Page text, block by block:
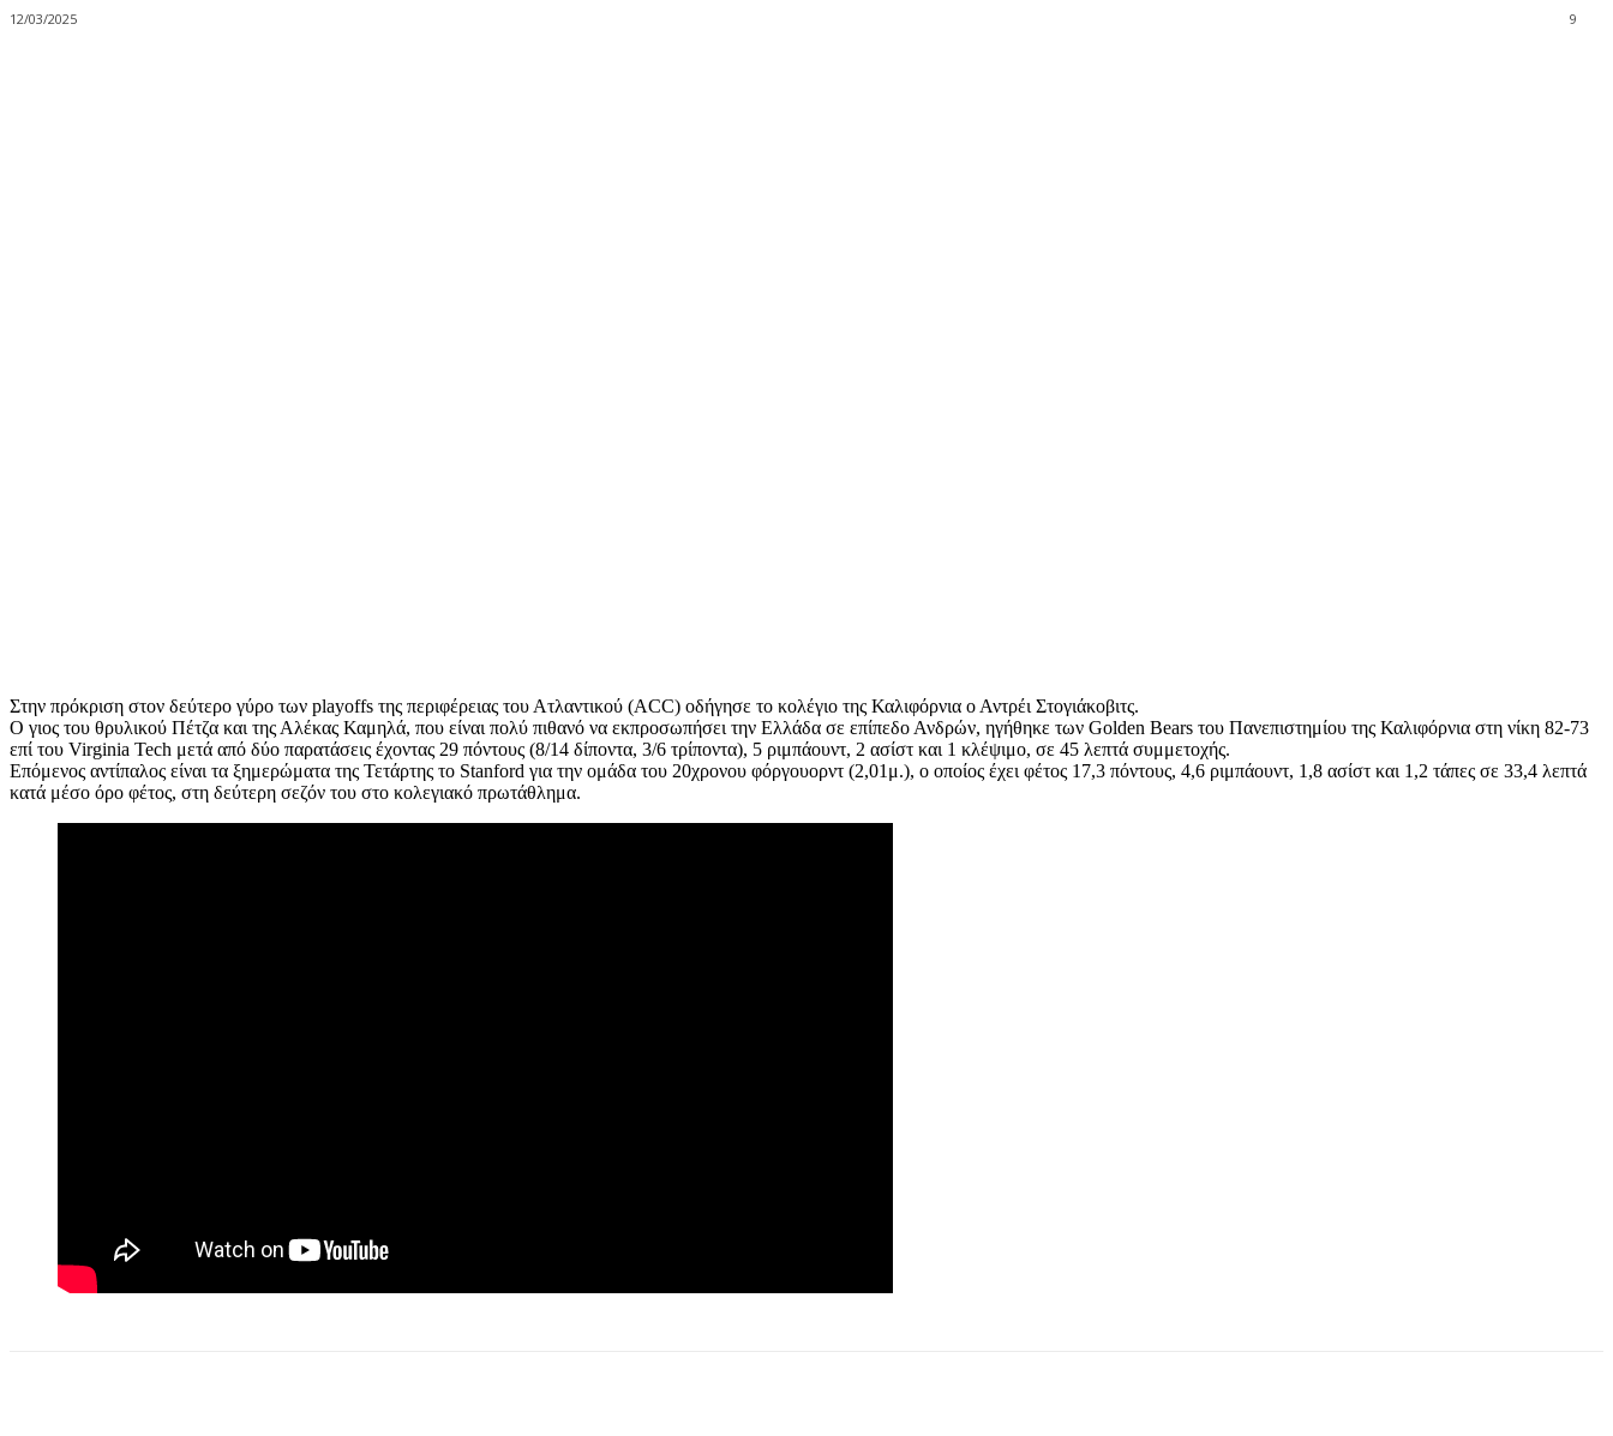
12/03/2025 9
Στην πρόκριση στον δεύτερο γύρο των playoffs της περιφέρειας του Ατλαντικού (ACC) οδήγησε το κολέγιο της Καλιφόρνια ο Αντρέι Στογιάκοβιτς.
Ο γιος του θρυλικού Πέτζα και της Αλέκας Καμηλά, που είναι πολύ πιθανό να εκπροσωπήσει την Ελλάδα σε επίπεδο Ανδρών, ηγήθηκε των Golden Bears του Πανεπιστημίου της Καλιφόρνια στη νίκη 82-73
επί του Virginia Tech μετά από δύο παρατάσεις έχοντας 29 πόντους (8/14 δίποντα, 3/6 τρίποντα), 5 ριμπάουντ, 2 ασίστ και 1 κλέψιμο, σε 45 λεπτά συμμετοχής.
Επόμενος αντίπαλος είναι τα ξημερώματα της Τετάρτης το Stanford για την ομάδα του 20χρονου φόργουορντ (2,01μ.), ο οποίος έχει φέτος 17,3 πόντους, 4,6 ριμπάουντ, 1,8 ασίστ και 1,2 τάπες σε 33,4 λεπτά
κατά μέσο όρο φέτος, στη δεύτερη σεζόν του στο κολεγιακό πρωτάθλημα.